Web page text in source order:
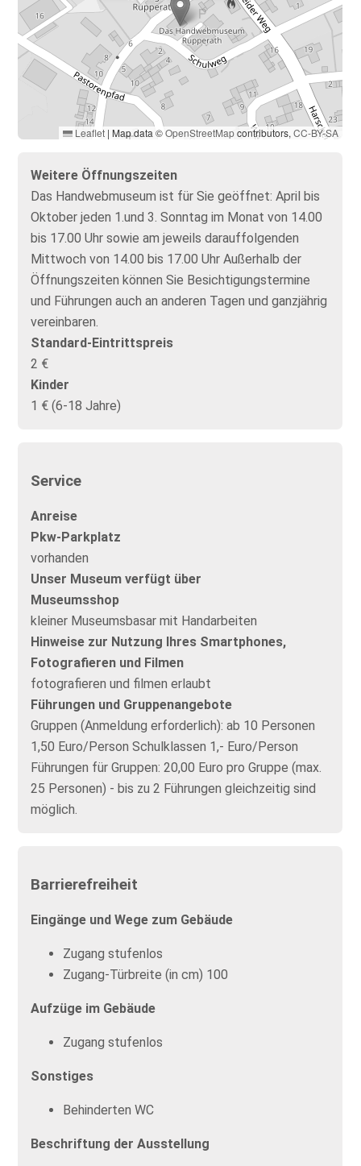
Leaflet | Map data ©OpenStreetMapcontributors,CC-BY-SA
Weitere Öffnungszeiten
Das Handwebmuseum ist für Sie geöffnet: April bis
Oktober jeden 1.und 3. Sonntag im Monat von 14.00
bis 17.00 Uhr sowie am jeweils darauffolgenden
Mittwoch von 14.00 bis 17.00 Uhr Außerhalb der
Öffnungszeiten können Sie Besichtigungstermine
und Führungen auch an anderen Tagen und ganzjährig
vereinbaren.
Standard-Eintrittspreis
2 €
Kinder
1 € (6-18 Jahre)
Service
Anreise
Pkw-Parkplatz
vorhanden
Unser Museum verfügt über
Museumsshop
kleiner Museumsbasar mit Handarbeiten
Hinweise zur Nutzung Ihres Smartphones,
Fotografieren und Filmen
fotografieren und filmen erlaubt
Führungen und Gruppenangebote
Gruppen (Anmeldung erforderlich): ab 10 Personen
1,50 Euro/Person Schulklassen 1,- Euro/Person
Führungen für Gruppen: 20,00 Euro pro Gruppe (max.
25 Personen) - bis zu 2 Führungen gleichzeitig sind
möglich.
Barrierefreiheit
Eingänge und Wege zum Gebäude
Zugang stufenlos
Zugang-Türbreite (in cm) 100
Aufzüge im Gebäude
Zugang stufenlos
Sonstiges
Behinderten WC
Beschriftung der Ausstellung